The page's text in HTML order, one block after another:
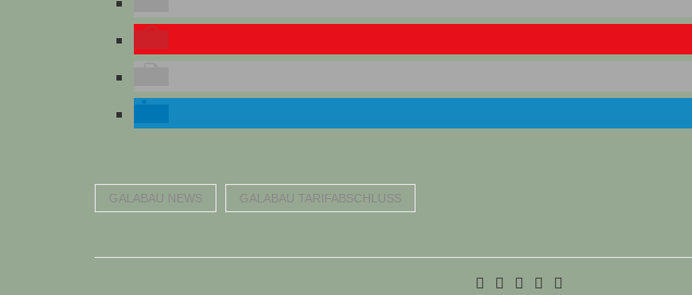
GALABAU NEWS GALABAU TARIFABSCHLUSS